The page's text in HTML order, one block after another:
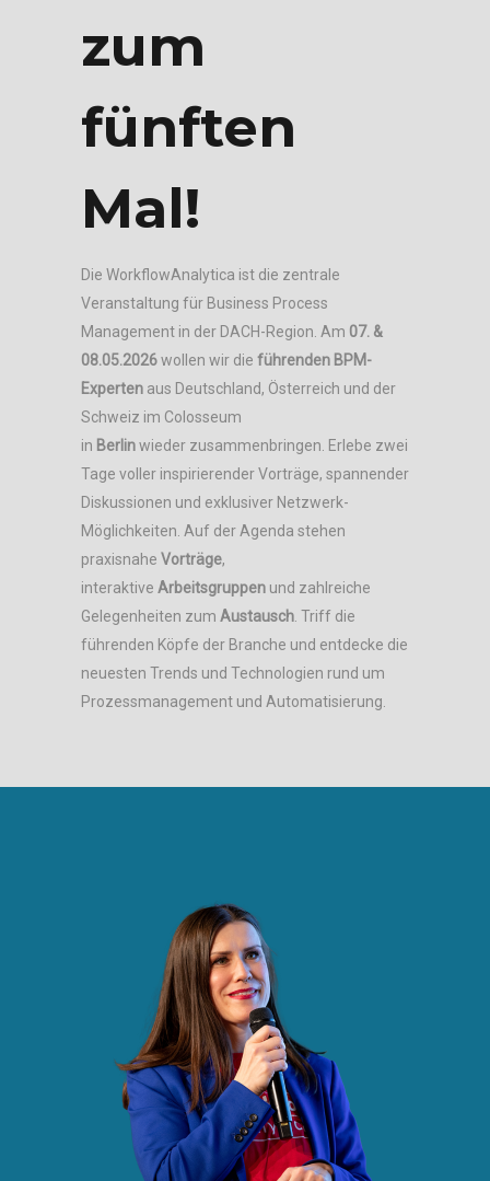
zum
fünften
Mal!
Die WorkflowAnalytica ist die zentrale
Veranstaltung für Business Process
Management in der DACH-Region. Am 07. &
08.05.2026wollen wir die führenden BPM-
Experten aus Deutschland, Österreich und der
Schweiz im Colosseum
in Berlinwieder zusammenbringen. Erlebe zwei
Tage voller inspirierender Vorträge, spannender
Diskussionen und exklusiver Netzwerk-
Möglichkeiten. Auf der Agenda stehen
praxisnahe Vorträge,
interaktive Arbeitsgruppen und zahlreiche
Gelegenheiten zum Austausch . Triff die
führenden Köpfe der Branche und entdecke die
neuesten Trends und Technologien rund um
Prozessmanagement und Automatisierung.